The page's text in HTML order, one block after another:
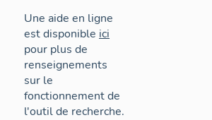
Une aide en ligne
est disponible ici
pour plus de
renseignements
sur le
fonctionnement de
l'outil de recherche.